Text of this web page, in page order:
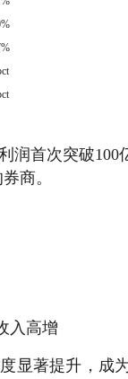
润首次突破
券商。
入高增
显著提升，成